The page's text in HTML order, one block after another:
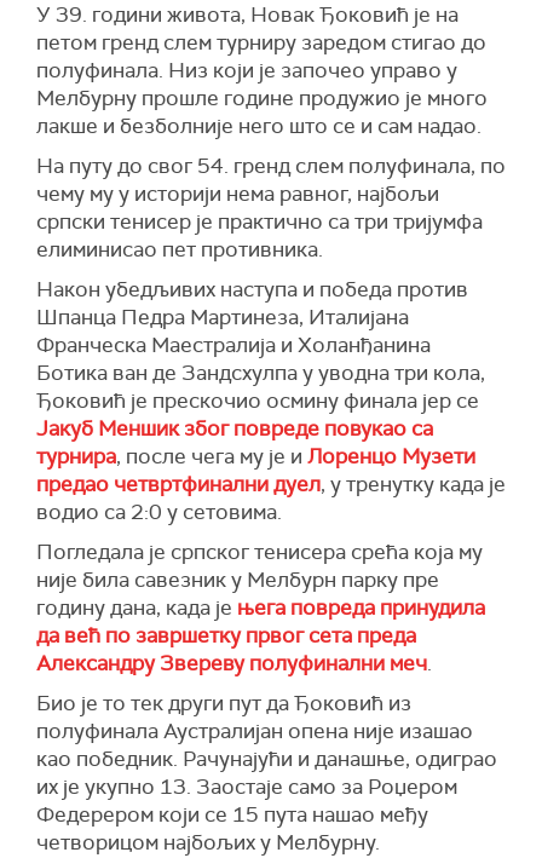
У 39. години живота, Новак Ђоковић је на
петом гренд слем турниру заредом стигао до
полуфинала. Низ који је започео управо у
Мелбурну прошле године продужио је много
лакше и безболније него што се и сам надао.
На путу до свог 54. гренд слем полуфинала, по
чему му у историји нема равног, најбољи
српски тенисер је практично са три тријумфа
елиминисао пет противника.
Након убедљивих наступа и победа против
Шпанца Педра Мартинеза, Италијана
Франческа Маестралија и Холанђанина
Ботика ван де Зандсхулпа у уводна три кола,
Ђоковић је прескочио осмину финала јер се
Јакуб Меншик због повреде повукао са
турнира, после чега му је и Лоренцо Музети
предао четвртфинални дуел, у тренутку када је
водио са 2:0 у сетовима.
Погледала је српског тенисера срећа која му
није била савезник у Мелбурн парку пре
годину дана, када је њега повреда принудила
да већ по завршетку првог сета преда
Александру Звереву полуфинални меч.
Био је то тек други пут да Ђоковић из
полуфинала Аустралијан опена није изашао
као победник. Рачунајући и данашње, одиграо
их је укупно 13. Заостаје само за Роџером
Федерером који се 15 пута нашао међу
четворицом најбољих у Мелбурну.